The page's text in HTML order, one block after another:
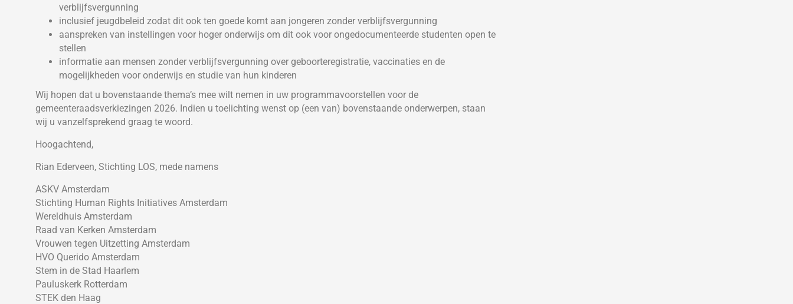
verblijfsvergunning
inclusief jeugdbeleid zodat dit ook ten goede komt aan jongeren zonder verblijfsvergunning
aanspreken van instellingen voor hoger onderwijs om dit ook voor ongedocumenteerde studenten open te
stellen
informatie aan mensen zonder verblijfsvergunning over geboorteregistratie, vaccinaties en de
mogelijkheden voor onderwijs en studie van hun kinderen
Wij hopen dat u bovenstaande thema’s mee wilt nemen in uw programmavoorstellen voor de
gemeenteraadsverkiezingen 2026. Indien u toelichting wenst op (een van) bovenstaande onderwerpen, staan
wij u vanzelfsprekend graag te woord.
Hoogachtend,
Rian Ederveen, Stichting LOS, mede namens
ASKV Amsterdam
Stichting Human Rights Initiatives Amsterdam
Wereldhuis Amsterdam
Raad van Kerken Amsterdam
Vrouwen tegen Uitzetting Amsterdam
HVO Querido Amsterdam
Stem in de Stad Haarlem
Pauluskerk Rotterdam
STEK den Haag